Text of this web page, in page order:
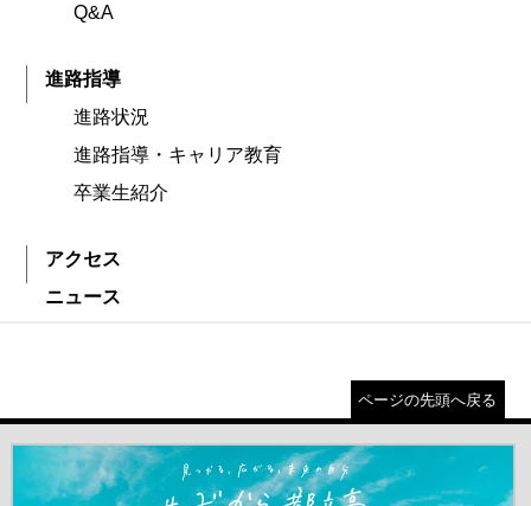
Q&A
進路指導
進路状況
進路指導・キャリア教育
卒業生紹介
アクセス
ニュース
ページの先頭へ戻る
＃だから都立高（別ウインドウが開きます）